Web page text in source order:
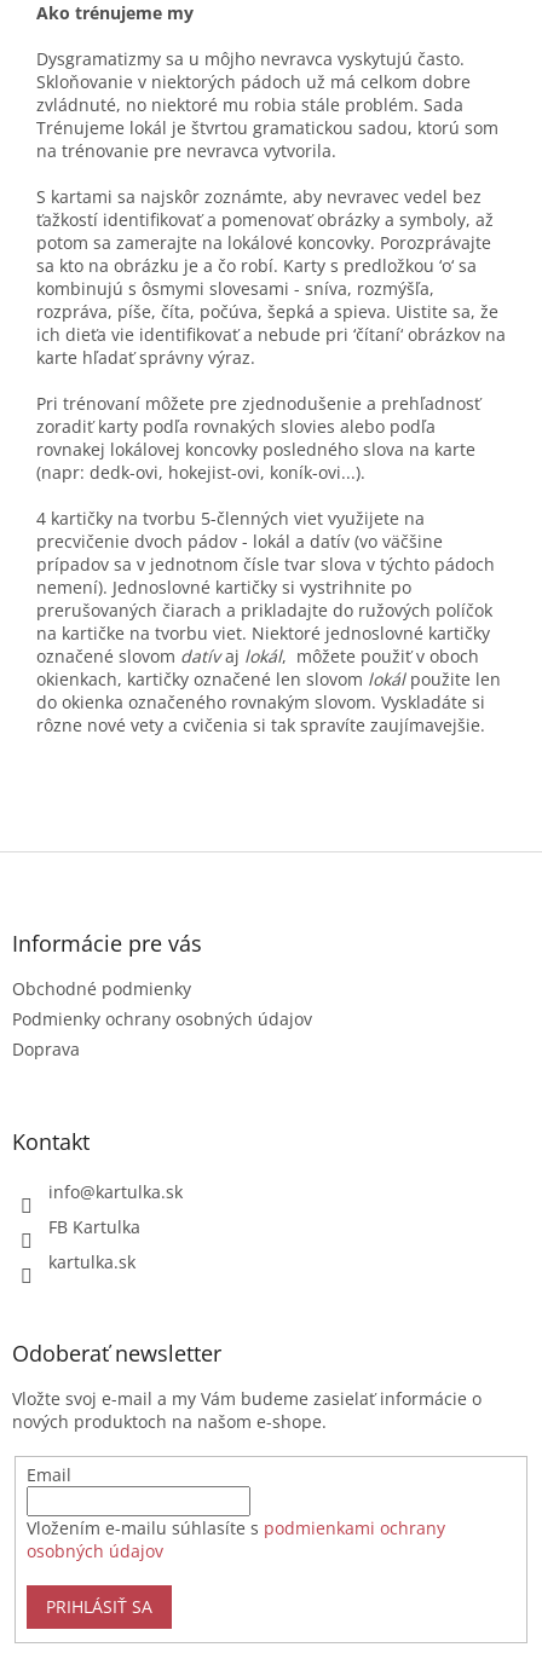
Ako trénujeme my
Dysgramatizmy sa u môjho nevravca vyskytujú často.
Skloňovanie v niektorých pádoch už má celkom dobre
zvládnuté, no niektoré mu robia stále problém. Sada
Trénujeme lokál je štvrtou gramatickou sadou, ktorú som
na trénovanie pre nevravca vytvorila.
S kartami sa najskôr zoznámte, aby nevravec vedel bez
ťažkostí identifikovať a pomenovať obrázky a symboly, až
potom sa zamerajte na lokálové koncovky. Porozprávajte
sa kto na obrázku je a čo robí. Karty s predložkou ‘o‘ sa
kombinujú s ôsmymi slovesami - sníva, rozmýšľa,
rozpráva, píše, číta, počúva, šepká a spieva. Uistite sa, že
ich dieťa vie identifikovať a nebude pri ‘čítaní‘ obrázkov na
karte hľadať správny výraz.
Pri trénovaní môžete pre zjednodušenie a prehľadnosť
zoradiť karty podľa rovnakých slovies alebo podľa
rovnakej lokálovej koncovky posledného slova na karte
(napr: dedk-ovi, hokejist-ovi, koník-ovi...).
4 kartičky na tvorbu 5-členných viet využijete na
precvičenie dvoch pádov - lokál a datív (vo väčšine
prípadov sa v jednotnom čísle tvar slova v týchto pádoch
nemení). Jednoslovné kartičky si vystrihnite po
prerušovaných čiarach a prikladajte do ružových políčok
na kartičke na tvorbu viet. Niektoré jednoslovné kartičky
označené slovom datívaj lokál, môžete použiť v oboch
okienkach, kartičky označené len slovom lokálpoužite len
do okienka označeného rovnakým slovom. Vyskladáte si
rôzne nové vety a cvičenia si tak spravíte zaujímavejšie.
Z
Informácie pre vás
Obchodné podmienky
Podmienky ochrany osobných údajov
Doprava
Kontakt
info@kartulka.sk
FB Kartulka
kartulka.sk
Odoberať newsletter
Vložte svoj e-mail a my Vám budeme zasielať informácie o
nových produktoch na našom e-shope.
Email
Vložením e-mailu súhlasíte s podmienkami ochrany
osobných údajov
PRIHLÁSIŤ SA